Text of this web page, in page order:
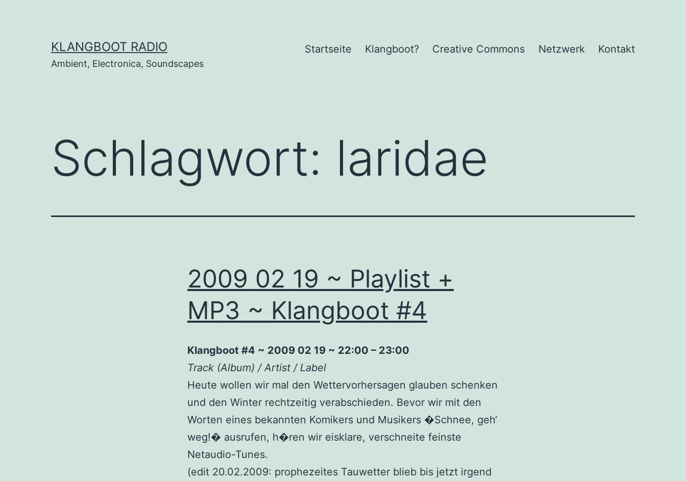
KLANGBOOT RADIO
Ambient, Electronica, Soundscapes
Startseite Klangboot? Creative Commons Netzwerk Kontakt
Schlagwort: laridae
2009 02 19 ~ Playlist +
MP3 ~ Klangboot #4
Klangboot #4 ~ 2009 02 19 ~ 22:00 – 23:00
Track (Album) / Artist / Label
Heute wollen wir mal den Wettervorhersagen glauben schenken
und den Winter rechtzeitig verabschieden. Bevor wir mit den
Worten eines bekannten Komikers und Musikers �Schnee, geh‘
weg!� ausrufen, h�ren wir eisklare, verschneite feinste
Netaudio-Tunes.
(edit 20.02.2009: prophezeites Tauwetter blieb bis jetzt irgend